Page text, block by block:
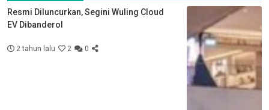
Resmi Diluncurkan, Segini Wuling Cloud
EV Dibanderol
2 tahun lalu 2 0